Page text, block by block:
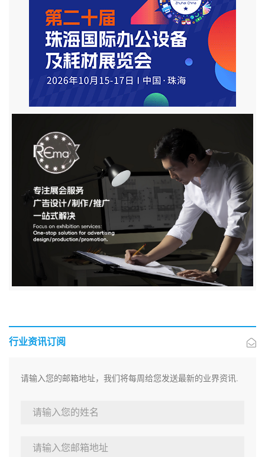
行业资讯订阅
请输入您的邮箱地址，我们将每周给您发送最新的业界资讯.